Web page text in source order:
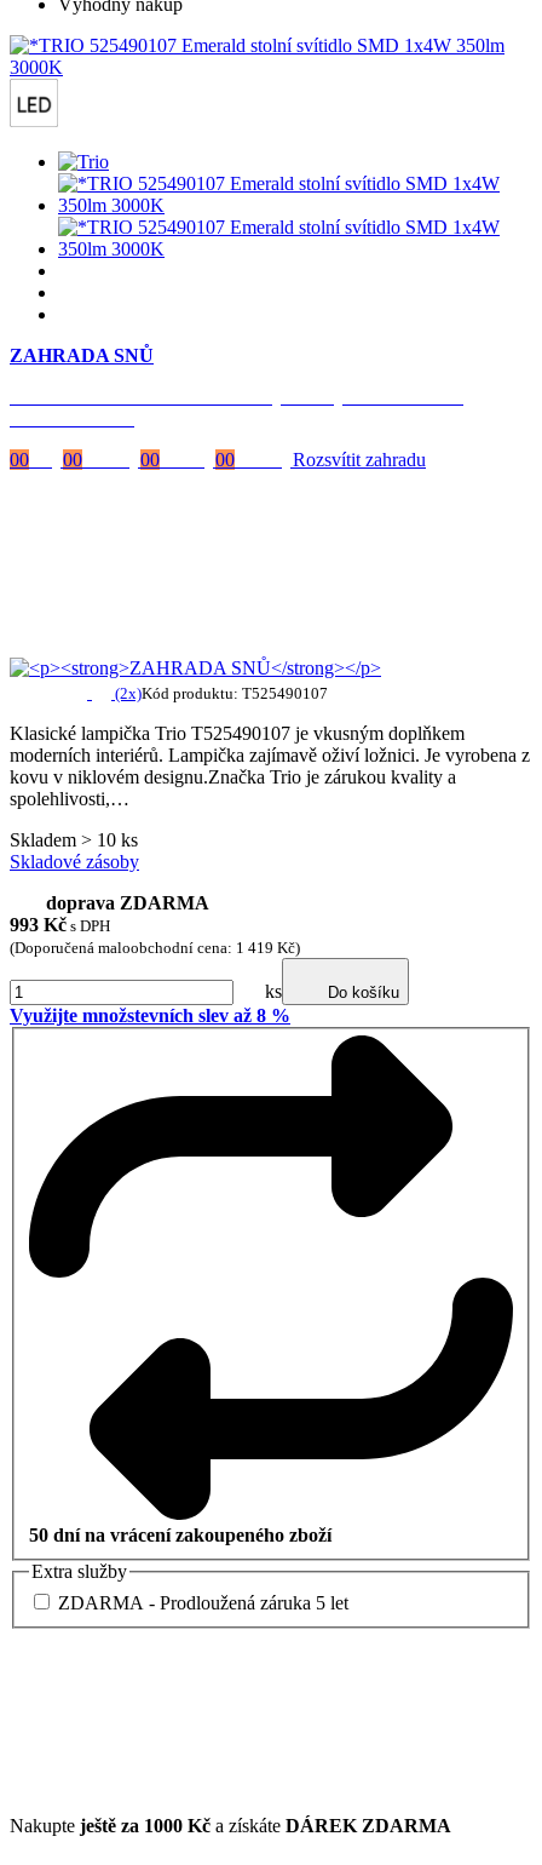
ZAHRADA SNŮ
00
00 00 00 Rozsvítit zahradu
(2x)Kód produktu: T525490107
Klasické lampička Trio T525490107 je vkusným doplňkem
moderních interiérů. Lampička zajímavě oživí ložnici. Je vyrobena z
kovu v niklovém designu.Značka Trio je zárukou kvality a
spolehlivosti,…
Skladem > 10 ks
Skladové zásoby
doprava ZDARMA
993 Kč s DPH
(Doporučená maloobchodní cena: 1 419 Kč)
ks Do košíku
Využijte množstevních slev až 8 %
50 dní na vrácení zakoupeného zboží
Extra služby
ZDARMA - Prodloužená záruka 5 let
Nakupte ještě za 1000 Kč a získáte DÁREK ZDARMA